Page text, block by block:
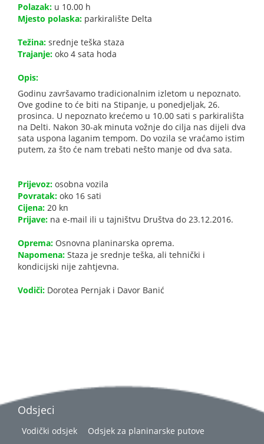
Polazak: u 10.00 h
Mjesto polaska: parkiralište Delta
Težina: srednje teška staza
Trajanje: oko 4 sata hoda
Opis:
Godinu završavamo tradicionalnim izletom u nepoznato.
Ove godine to će biti na Stipanje, u ponedjeljak, 26.
prosinca. U nepoznato krećemo u 10.00 sati s parkirališta
na Delti. Nakon 30-ak minuta vožnje do cilja nas dijeli dva
sata uspona laganim tempom. Do vozila se vraćamo istim
putem, za što će nam trebati nešto manje od dva sata.
Prijevoz: osobna vozila
Povratak: oko 16 sati
Cijena: 20 kn
Prijave: na e-mail ili u tajništvu Društva do 23.12.2016.
Oprema: Osnovna planinarska oprema.
Napomena: Staza je srednje teška, ali tehnički i
kondicijski nije zahtjevna.
Vodiči: Dorotea Pernjak i Davor Banić
Odsjeci
Vodički odsjek
Odsjek za planinarske putove